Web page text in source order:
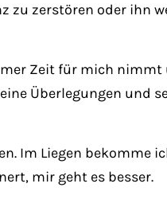
zu zerstören oder ihn
Zeit für mich
Überlegungen und
Im Liegen bekomme
mir geht es besser.